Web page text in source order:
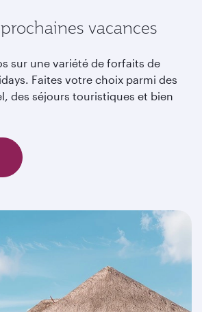
vacances
sur une variété de forfaits de
Faites votre choix parmi des
des séjours touristiques et bien